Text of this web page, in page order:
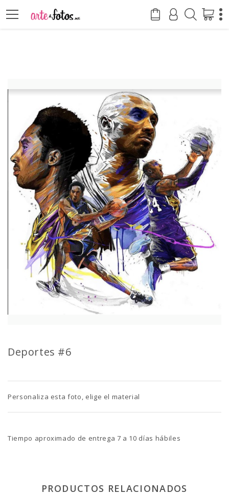
Deportes #6
Personaliza esta foto, elige el material
Tiempo aproximado de entrega 7 a 10 días hábiles
PRODUCTOS RELACIONADOS